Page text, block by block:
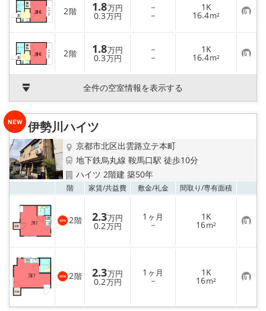
会社概要
メールでお問い合わせ
り
登
録
2階 1.8万円
0.3万円
－
－
1K
16.4m² お
気
に
入
り
登
録
2階 1.8万円
0.3万円
－
－
1K
16.4m² お
気
に
登
全件の空室情報を表示する
伊勢川ハイツ
京都市北区出雲路立テ本町
地下鉄烏丸線 鞍馬口駅 徒歩10分
ハイツ 2階建 築50年
階 家賃/共益費 敷金/礼金 間取り/専有面積
2階 2.3万円
0.2万円
1 ヶ月
－
1K
16m² お
気
に
入
り
登
録
2階 2.3万円
0.2万円
1 ヶ月
－
1K
16m² お
気
に
入